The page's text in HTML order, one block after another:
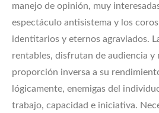
manejo de opinión, muy
espectáculo antisistema y los
identitarios y eternos agraviados.
rentables, disfrutan de audiencia y
proporción inversa a su
lógicamente, enemigas del
trabajo, capacidad e iniciativa.